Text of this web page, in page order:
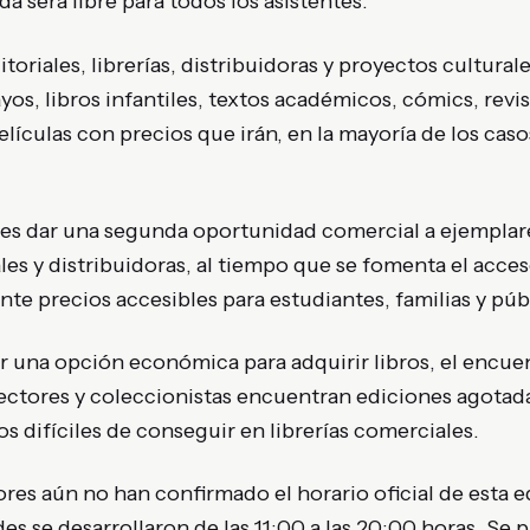
librerías, distribuidoras y proyectos
libros infantiles, textos académicos, cómics,
con precios que irán, en la mayoría de los
dar una segunda oportunidad comercial a
y distribuidoras, al tiempo que se fomenta el
precios accesibles para estudiantes, familias y
una opción económica para adquirir libros, el
y coleccionistas encuentran ediciones
difíciles de conseguir en librerías comerciales.
aún no han confirmado el horario oficial de esta